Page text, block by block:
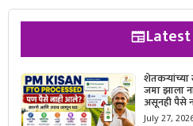
शेतकऱ्यांच्या
जमा झाला
असूनही पैसे
सविस्तर
July 27,